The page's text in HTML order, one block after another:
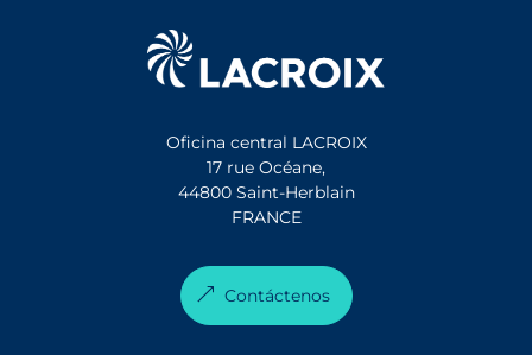
Oficina central LACROIX
17 rue Océane,
44800 Saint-Herblain
FRANCE
Contáctenos